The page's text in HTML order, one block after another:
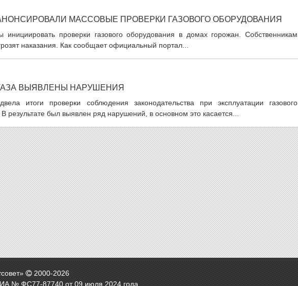
МАССОВЫЕ ПРОВЕРКИ ГАЗОВОГО ОБОРУДОВАНИЯ
инициировать проверки газового оборудования в домах горожан. Собственникам
наказания. Как сообщает официальный портал...
ВЫЯВЛЕНЫ НАРУШЕНИЯ
итоги проверки соблюдения законодательства при эксплуатации газового
результате был выявлен ряд нарушений, в основном это касается...
2000-2026
№ ФС77-87740 от 09 июля 2024 года.